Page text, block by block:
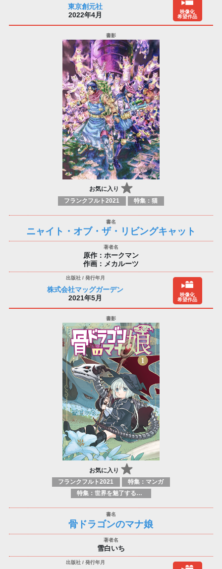
東京創元社
2022年4月
映像化
希望作品
お気に入り
フランクフルト2021 特集：猫
ニャイト・オブ・ザ・リビングキャット
原作：ホークマン
作画：メカルーツ
株式会社マッグガーデン
2021年5月
映像化
希望作品
お気に入り
フランクフルト2021
特集：マンガ
特集：世界を魅了する日本のマンガ
骨ドラゴンのマナ娘
雪白いち